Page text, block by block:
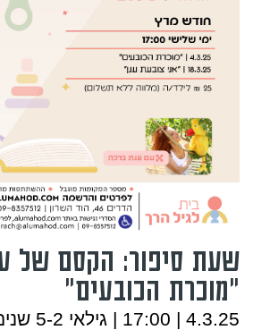
שעת סיפור: הקסם של
"מוכרת הכובעים"
4.3.25 | 17:00 | גילאי 5-2 שנים | בית לגיל הרך